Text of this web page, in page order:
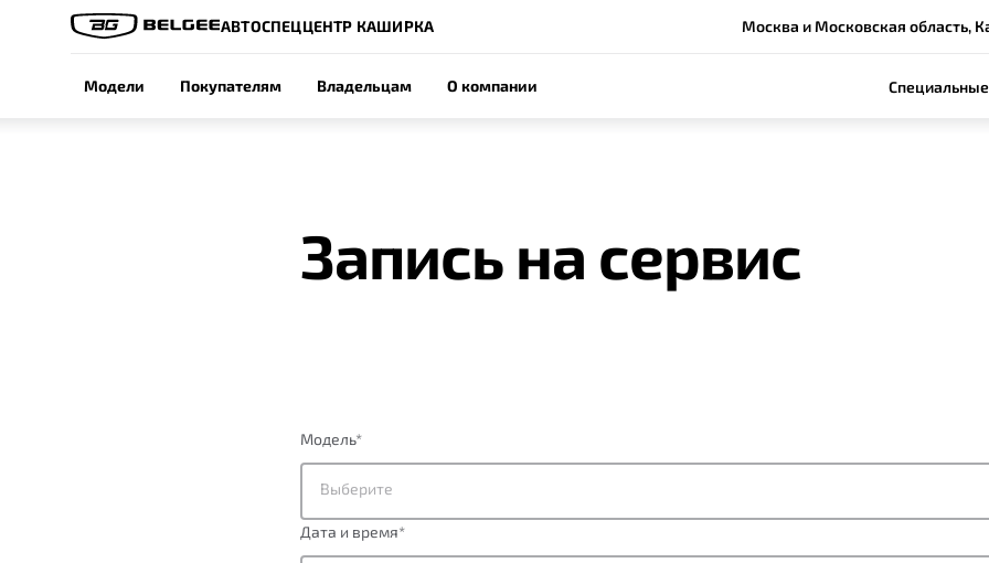
АВТОСПЕЦЦЕНТР КАШИРКА Москва и Московская область,
Модели Покупателям Владельцам О компании
Запись на сервис
Модель*
Выберите
Дата и время*